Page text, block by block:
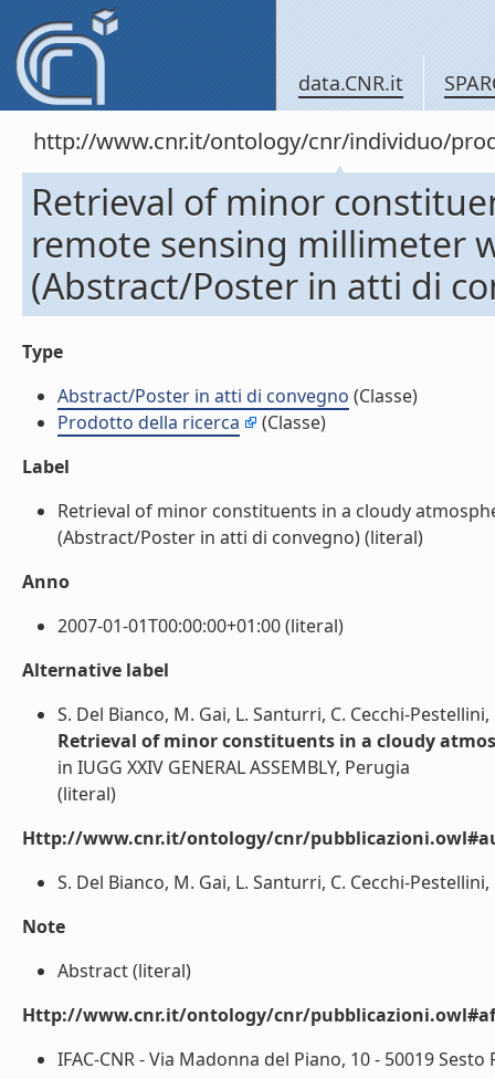
data.CNR.it
http://www.cnr.it/ontology/cnr/individuo/
Retrieval of minor
remote sensing millimeter
(Abstract/Poster in atti di
Type
Abstract/Poster in atti di convegno (Classe)
Prodotto della ricerca
(Classe)
Label
Retrieval of minor constituents in a cloudy
(Abstract/Poster in atti di convegno) (literal)
Anno
2007-01-01T00:00:00+01:00 (literal)
Alternative label
S. Del Bianco, M. Gai, L. Santurri, C. Cecchi-
Retrieval of minor constituents in a cloudy
in IUGG XXIV GENERAL ASSEMBLY, Perugia
(literal)
Http://www.cnr.it/ontology/cnr/
S. Del Bianco, M. Gai, L. Santurri, C. Cecchi-
Note
Abstract (literal)
Http://www.cnr.it/ontology/cnr/
IFAC-CNR - Via Madonna del Piano, 10 - 50019